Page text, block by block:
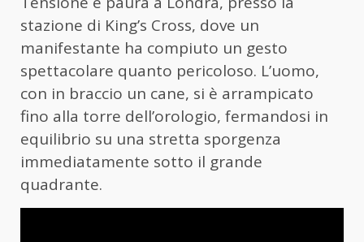
stazione di King’s Cross, dove un
manifestante ha compiuto un gesto
spettacolare quanto pericoloso. L’uomo,
con in braccio un cane, si è arrampicato
fino alla torre dell’orologio, fermandosi in
equilibrio su una stretta sporgenza
immediatamente sotto il grande
quadrante.